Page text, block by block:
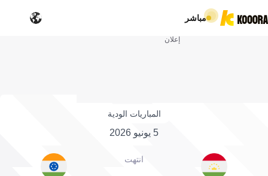
مباشر
إعلان
المباريات الودية
5 يونيو 2026
انتهت